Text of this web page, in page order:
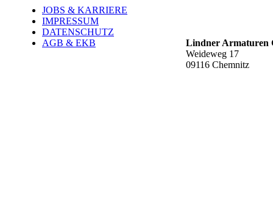
JOBS & KARRIERE
IMPRESSUM
DATENSCHUTZ
AGB & EKB
Lindner Armaturen
Weideweg 17
09116 Chemnitz